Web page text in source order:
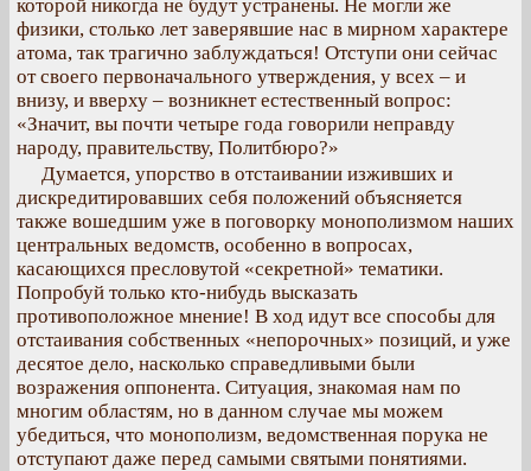
которой никогда не будут устранены. Не могли же
физики, столько лет заверявшие нас в мирном характере
атома, так трагично заблуждаться! Отступи они сейчас
от своего первоначального утверждения, у всех – и
внизу, и вверху – возникнет естественный вопрос:
«Значит, вы почти четыре года говорили неправду
народу, правительству, Политбюро?»
Думается, упорство в отстаивании изживших и
дискредитировавших себя положений объясняется
также вошедшим уже в поговорку монополизмом наших
центральных ведомств, особенно в вопросах,
касающихся пресловутой «секретной» тематики.
Попробуй только кто-нибудь высказать
противоположное мнение! В ход идут все способы для
отстаивания собственных «непорочных» позиций, и уже
десятое дело, насколько справедливыми были
возражения оппонента. Ситуация, знакомая нам по
многим областям, но в данном случае мы можем
убедиться, что монополизм, ведомственная порука не
отступают даже перед самыми святыми понятиями.